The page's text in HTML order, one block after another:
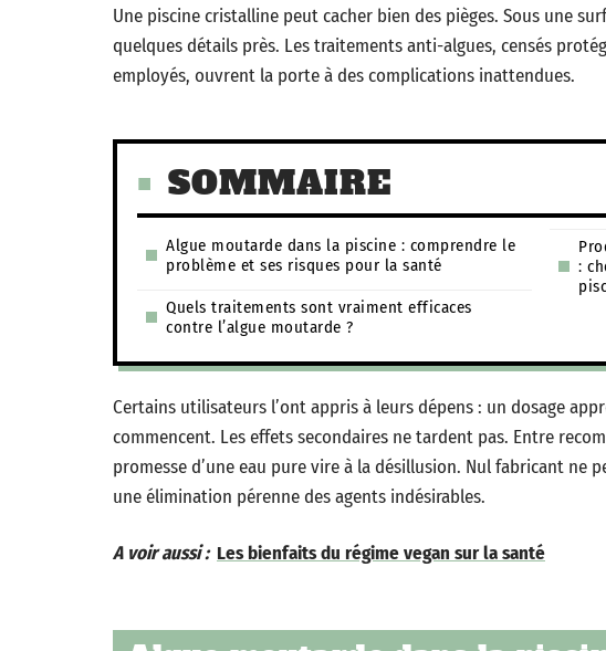
Une piscine cristalline peut cacher bien des pièges. Sous une
quelques détails près. Les traitements anti-algues, censés
employés, ouvrent la porte à des complications inattendues.
SOMMAIRE
Algue moutarde dans la piscine : comprendre le
problème et ses risques pour la santé
Quels traitements sont vraiment efficaces
contre l’algue moutarde ?
:
Certains utilisateurs l’ont appris à leurs dépens : un dosage
commencent. Les effets secondaires ne tardent pas. Entre
promesse d’une eau pure vire à la désillusion. Nul fabricant ne
une élimination pérenne des agents indésirables.
A voir aussi : Les bienfaits du régime vegan sur la santé